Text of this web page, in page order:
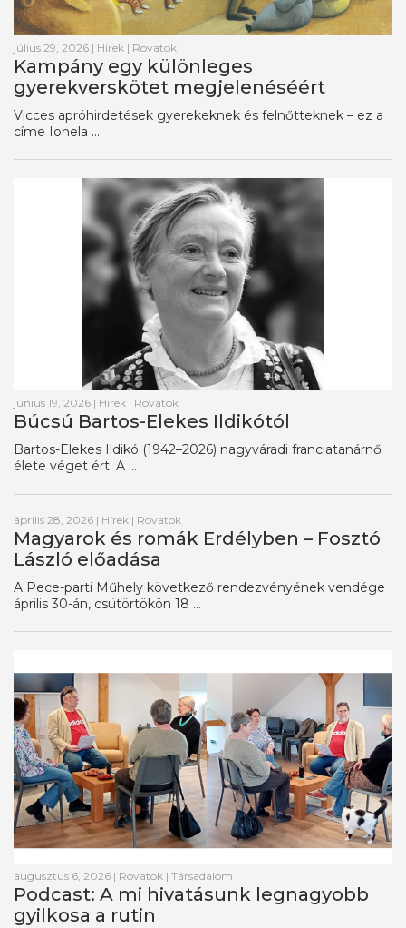
július 29, 2026 | Hírek | Rovatok
Kampány egy különleges
gyerekverskötet megjelenéséért
Vicces apróhirdetések gyerekeknek és felnőtteknek – ez a
címe Ionela ...
június 19, 2026 | Hírek | Rovatok
Búcsú Bartos-Elekes Ildikótól
Bartos-Elekes Ildikó (1942–2026) nagyváradi franciatanárnő
élete véget ért. A ...
április 28, 2026 | Hírek | Rovatok
Magyarok és romák Erdélyben – Fosztó
László előadása
A Pece-parti Műhely következő rendezvényének vendége
április 30-án, csütörtökön 18 ...
augusztus 6, 2026 | Rovatok | Társadalom
Podcast: A mi hivatásunk legnagyobb
gyilkosa a rutin